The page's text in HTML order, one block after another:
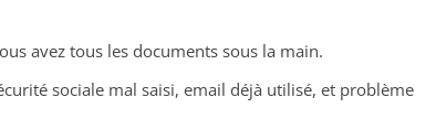
avez tous les documents sous la main.
sociale mal saisi, email déjà utilisé, et problème